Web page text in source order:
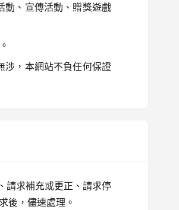
動、宣傳活動、贈獎遊戲
涉，本網站不負任何保證
請求補充或更正、請求停
後，儘速處理。